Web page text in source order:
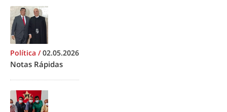
Política /02.05.2026
Notas Rápidas